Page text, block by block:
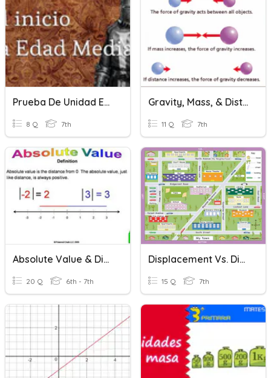
Prueba De Unidad España Edad Media
8 Q 7th
Gravity, Mass, & Distance
11 Q 7th
Absolute Value & Distance
20 Q 6th - 7th
Displacement Vs. Distance
15 Q 7th